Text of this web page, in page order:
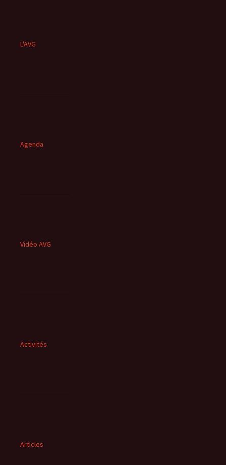
L'AVG
Agenda
Vidéo AVG
Activités
Articles